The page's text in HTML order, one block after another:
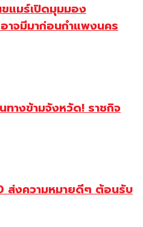
แมร์เปิดมุมมอง
าจมีมาก่อนกำแพงนคร
ทางข้ามจังหวัด! ราชกิจ
ส่งความหมายดีๆ ต้อนรับ